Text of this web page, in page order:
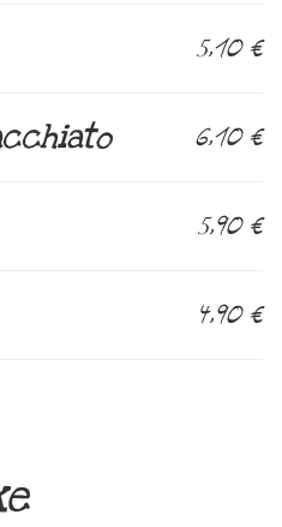
5,10 €
6,10 €
5,90 €
4,90 €